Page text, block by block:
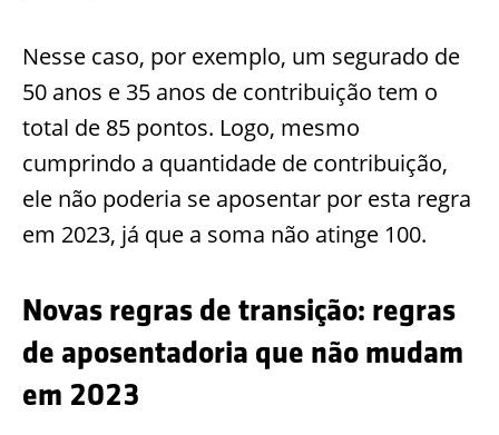
Nesse caso, por exemplo, um segurado de
50 anos e 35 anos de contribuição tem o
total de 85 pontos. Logo, mesmo
cumprindo a quantidade de contribuição,
ele não poderia se aposentar por esta regra
em 2023, já que a soma não atinge 100.
Novas regras de transição: regras
de aposentadoria que não mudam
em 2023